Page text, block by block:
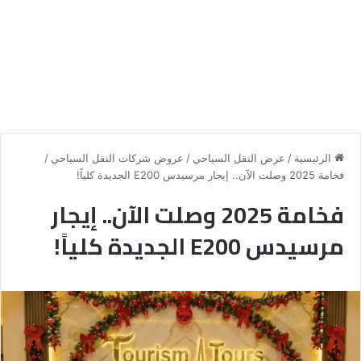
الرئيسية / عرض النقل السياحي / عروض شركات النقل السياحي /
فخامة 2025 وصلت الآن.. إيجار مرسيدس E200 الجديدة كلياً!
فخامة 2025 وصلت الآن.. إيجار
مرسيدس E200 الجديدة كلياً!